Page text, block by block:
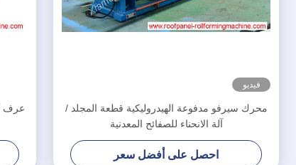
فيديو
محرك سيرفو مدفوعة الهيدروليكية قطعة المجلد /
آلة الانحناء للصفائح المعدنية
احصل على أفضل سعر